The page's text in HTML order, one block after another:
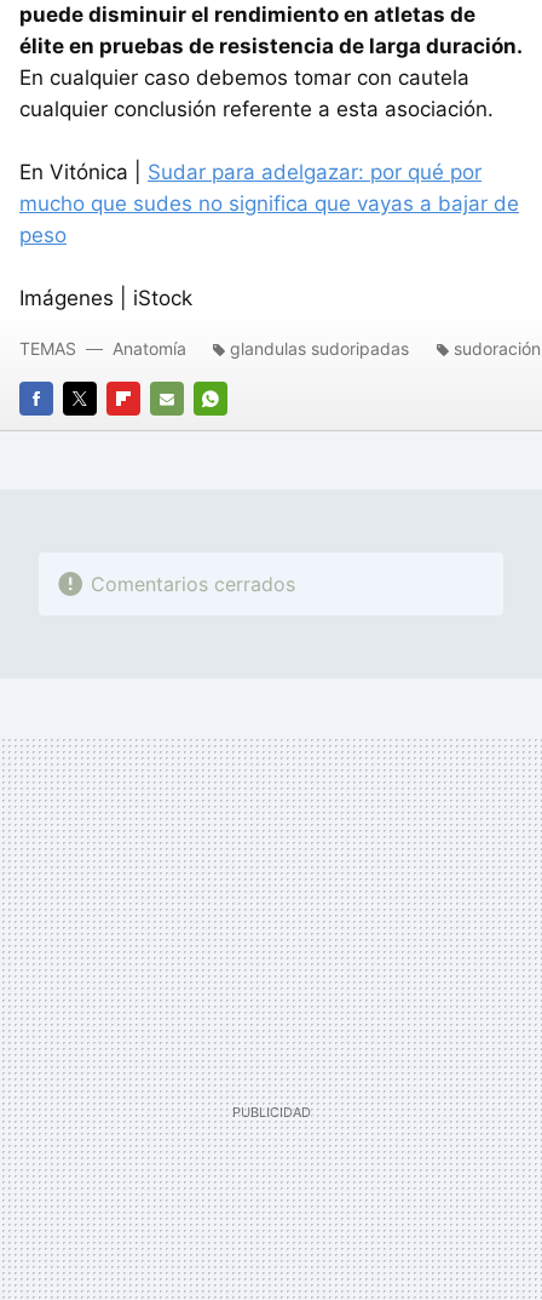
puede disminuir el rendimiento en atletas de
élite en pruebas de resistencia de larga duración.
En cualquier caso debemos tomar con cautela
cualquier conclusión referente a esta asociación.
En Vitónica | Sudar para adelgazar: por qué por
mucho que sudes no significa que vayas a bajar de
peso
Imágenes | iStock
FACEBOOK
TWITTERFLIPBOARD
E-
WHATSAPP
TEMAS Anatomía glandulas sudoripadas sudoración
Comentarios cerrados